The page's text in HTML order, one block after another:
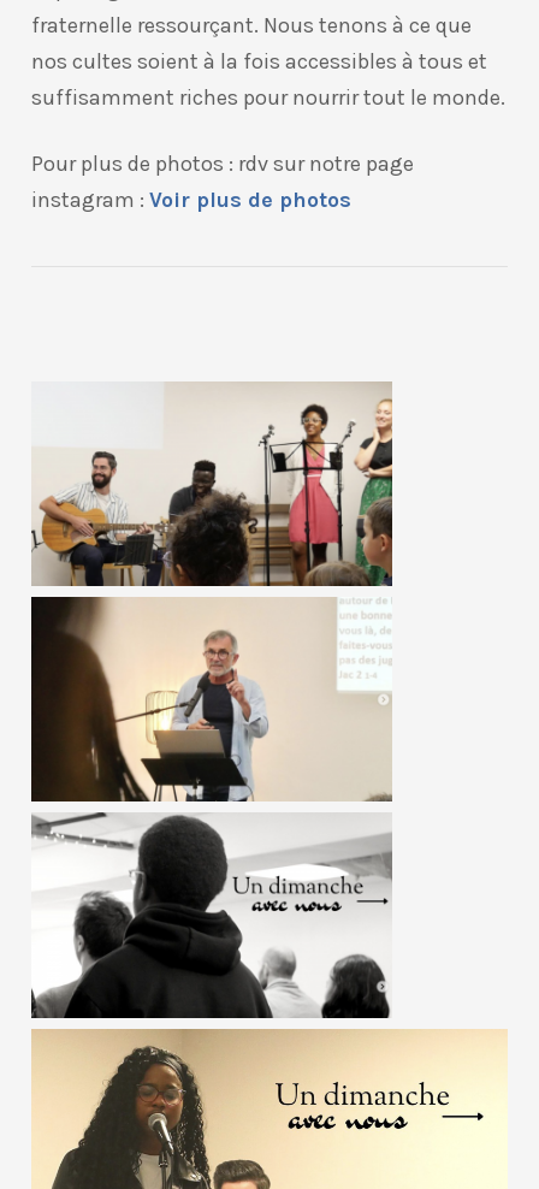
fraternelle ressourçant. Nous tenons à ce que
nos cultes soient à la fois accessibles à tous et
suffisamment riches pour nourrir tout le monde.
Pour plus de photos : rdv sur notre page
instagram :Voir plus de photos